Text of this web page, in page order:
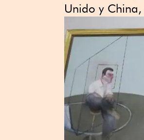
Unido y